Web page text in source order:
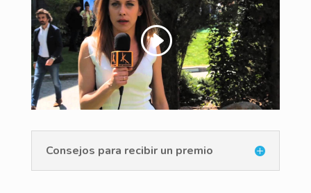
Consejos para recibir un premio